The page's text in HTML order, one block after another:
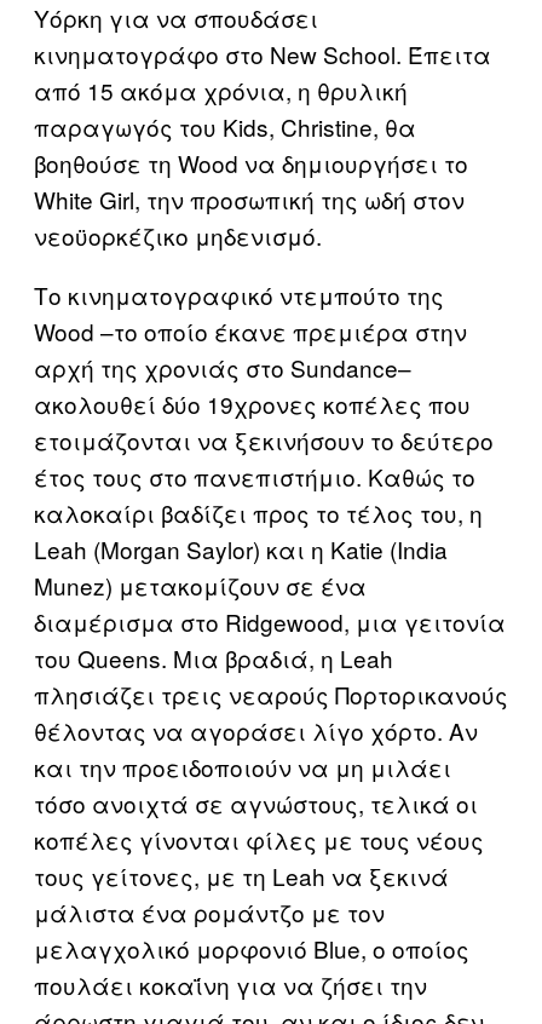
Υόρκη για να σπουδάσει
κινηματογράφο στο New School. Έπειτα
από 15 ακόμα χρόνια, η θρυλική
παραγωγός του Kids, Christine, θα
βοηθούσε τη Wood να δημιουργήσει το
White Girl, την προσωπική της ωδή στον
νεοϋορκέζικο μηδενισμό.
Το κινηματογραφικό ντεμπούτο της
Wood –το οποίο έκανε πρεμιέρα στην
αρχή της χρονιάς στο Sundance–
ακολουθεί δύο 19χρονες κοπέλες που
ετοιμάζονται να ξεκινήσουν το δεύτερο
έτος τους στο πανεπιστήμιο. Καθώς το
καλοκαίρι βαδίζει προς το τέλος του, η
Leah (Morgan Saylor) και η Katie (India
Munez) μετακομίζουν σε ένα
διαμέρισμα στο Ridgewood, μια γειτονία
του Queens. Μια βραδιά, η Leah
πλησιάζει τρεις νεαρούς Πορτορικανούς
θέλοντας να αγοράσει λίγο χόρτο. Αν
και την προειδοποιούν να μη μιλάει
τόσο ανοιχτά σε αγνώστους, τελικά οι
κοπέλες γίνονται φίλες με τους νέους
τους γείτονες, με τη Leah να ξεκινά
μάλιστα ένα ρομάντζο με τον
μελαγχολικό μορφονιό Blue, ο οποίος
πουλάει κοκαΐνη για να ζήσει την